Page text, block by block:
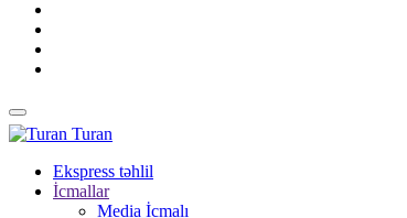
Turan
Ekspress təhlil
İcmallar
Media İcmalı